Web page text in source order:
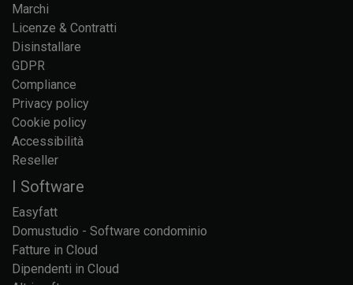
Marchi
Licenze & Contratti
Disinstallare
GDPR
Compliance
Privacy policy
Cookie policy
Accessibilità
Reseller
I Software
Easyfatt
Domustudio - Software condominio
Fatture in Cloud
Dipendenti in Cloud